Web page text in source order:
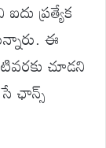
ప్రత్యేక
ఈ
చూడని
ఛాన్స్